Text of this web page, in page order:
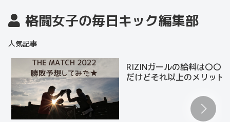
格闘女子の毎日キック編集部
人気記事
RIZINガールの給料は〇〇円
だけどそれ以上のメリット